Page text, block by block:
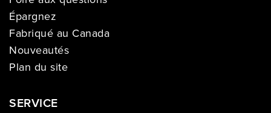
Épargnez
Fabriqué au Canada
Nouveautés
Plan du site
SERVICE